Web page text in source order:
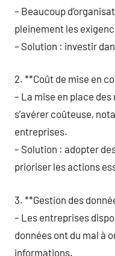
– Beaucoup
pleinement les
– Solution : investir
2. **Coût de mise en
– La mise en place
s’avérer coûteuse,
entreprises.
– Solution : adopter
prioriser les actions
3. **Gestion des
– Les entreprises
données ont du mal à
informations.